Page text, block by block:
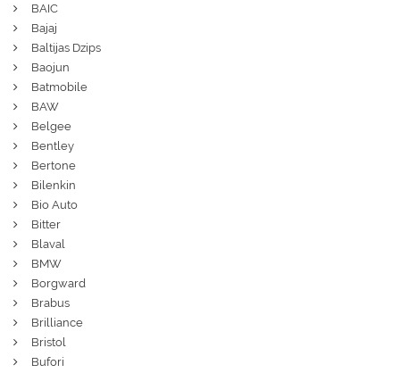
BAIC
Bajaj
Baltijas Dzips
Baojun
Batmobile
BAW
Belgee
Bentley
Bertone
Bilenkin
Bio Auto
Bitter
Blaval
BMW
Borgward
Brabus
Brilliance
Bristol
Bufori